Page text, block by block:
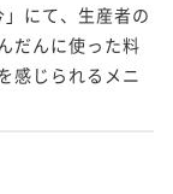
」にて、生産者の
だんに使った料
感じられるメニ